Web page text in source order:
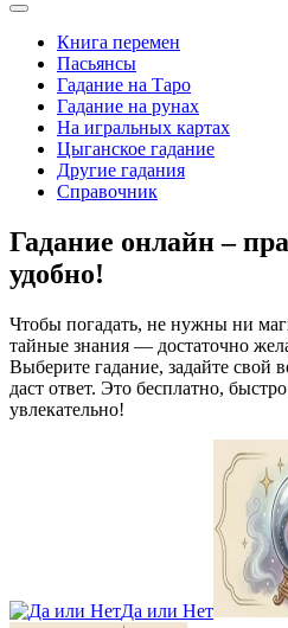
Книга перемен
Пасьянсы
Гадание на Таро
Гадание на рунах
На игральных картах
Цыганское гадание
Другие гадания
Справочник
Гадание онлайн –
удобно!
Чтобы погадать, не нужны ни
тайные знания — достаточно
Выберите гадание, задайте свой
даст ответ. Это бесплатно,
увлекательно!
Да или Нет